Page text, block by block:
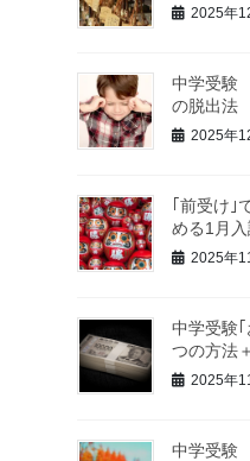
2025年
中学受験
の脱出法
2025年
｢前受け
める1月
2025年
中学受験
つの方法
2025年
中学受験